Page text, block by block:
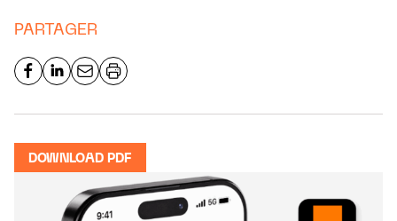
PARTAGER
DOWNLOAD PDF